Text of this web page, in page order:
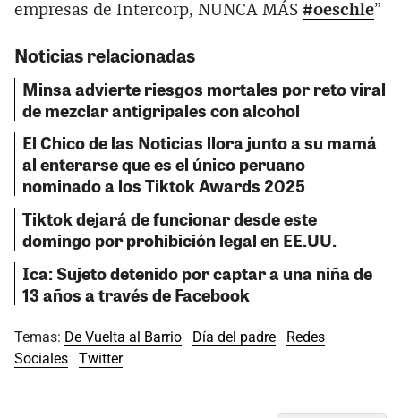
empresas de Intercorp, NUNCA MÁS #oeschle”
Noticias relacionadas
Minsa advierte riesgos mortales por reto viral
de mezclar antigripales con alcohol
El Chico de las Noticias llora junto a su mamá
al enterarse que es el único peruano
nominado a los Tiktok Awards 2025
Tiktok dejará de funcionar desde este
domingo por prohibición legal en EE.UU.
Ica: Sujeto detenido por captar a una niña de
13 años a través de Facebook
Temas: De Vuelta al Barrio Día del padre
Redes
Sociales
Twitter